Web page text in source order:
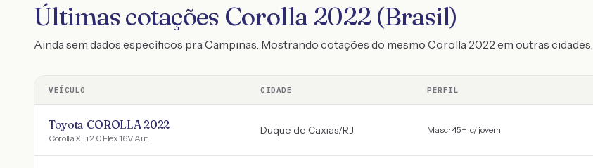
Últimas cotações Corolla 2022 (Brasil)
Ainda sem dados específicos pra Campinas. Mostrando cotações do mesmo Corolla 2022 em outras cidades.
VEÍCULO CIDADE PERFIL
Toyota COROLLA 2022
Corolla XEi 2.0 Flex 16V Aut.
Duque de Caxias/RJ Masc · 45+ · c/ jovem